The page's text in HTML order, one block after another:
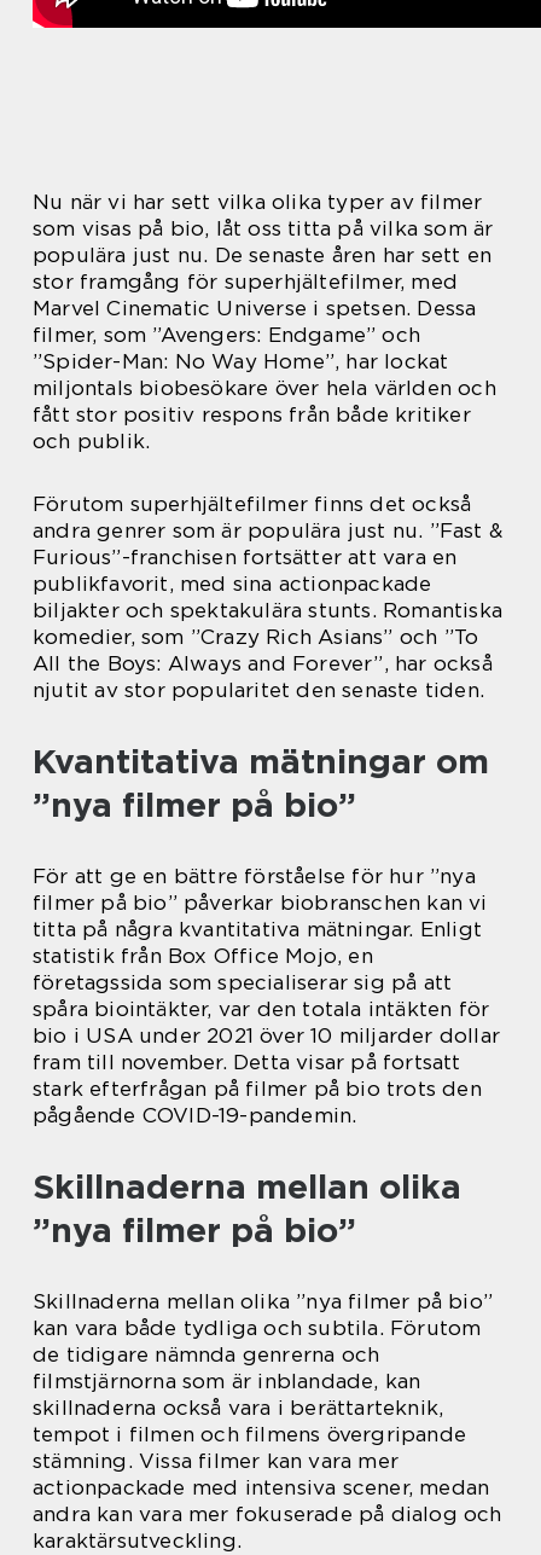
Nu när vi har sett vilka olika typer av filmer
som visas på bio, låt oss titta på vilka som är
populära just nu. De senaste åren har sett en
stor framgång för superhjältefilmer, med
Marvel Cinematic Universe i spetsen. Dessa
filmer, som ”Avengers: Endgame” och
”Spider-Man: No Way Home”, har lockat
miljontals biobesökare över hela världen och
fått stor positiv respons från både kritiker
och publik.
Förutom superhjältefilmer finns det också
andra genrer som är populära just nu. ”Fast &
Furious”-franchisen fortsätter att vara en
publikfavorit, med sina actionpackade
biljakter och spektakulära stunts. Romantiska
komedier, som ”Crazy Rich Asians” och ”To
All the Boys: Always and Forever”, har också
njutit av stor popularitet den senaste tiden.
Kvantitativa mätningar om
”nya filmer på bio”
För att ge en bättre förståelse för hur ”nya
filmer på bio” påverkar biobranschen kan vi
titta på några kvantitativa mätningar. Enligt
statistik från Box Office Mojo, en
företagssida som specialiserar sig på att
spåra biointäkter, var den totala intäkten för
bio i USA under 2021 över 10 miljarder dollar
fram till november. Detta visar på fortsatt
stark efterfrågan på filmer på bio trots den
pågående COVID-19-pandemin.
Skillnaderna mellan olika
”nya filmer på bio”
Skillnaderna mellan olika ”nya filmer på bio”
kan vara både tydliga och subtila. Förutom
de tidigare nämnda genrerna och
filmstjärnorna som är inblandade, kan
skillnaderna också vara i berättarteknik,
tempot i filmen och filmens övergripande
stämning. Vissa filmer kan vara mer
actionpackade med intensiva scener, medan
andra kan vara mer fokuserade på dialog och
karaktärsutveckling.